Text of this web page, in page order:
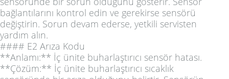
bağlantılarını kontrol edin ve gerekirse sensörü
değiştirin. Sorun devam ederse, yetkili servisten
yardım alın.
#### E2 Arıza Kodu
**Anlamı:** İç ünite buharlaştırıcı sensör hatası.
**Çözüm:** İç ünite buharlaştırıcı sıcaklık